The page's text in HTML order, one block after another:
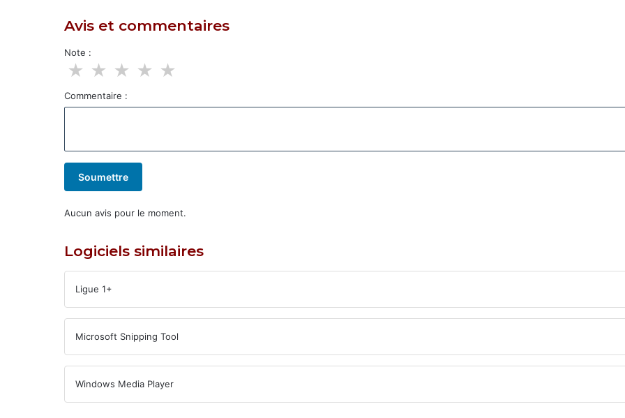
Avis et commentaires
Note :
★
★
★
★
★
Commentaire :
Soumettre
Aucun avis pour le moment.
Logiciels similaires
Ligue 1+
Microsoft Snipping Tool
Windows Media Player